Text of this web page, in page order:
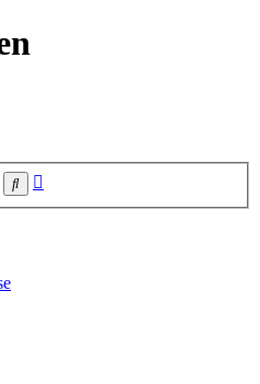
Rechercher